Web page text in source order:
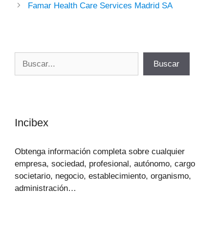
Famar Health Care Services Madrid SA
Buscar
Incibex
Obtenga información completa sobre cualquier
empresa, sociedad, profesional, autónomo, cargo
societario, negocio, establecimiento, organismo,
administración…